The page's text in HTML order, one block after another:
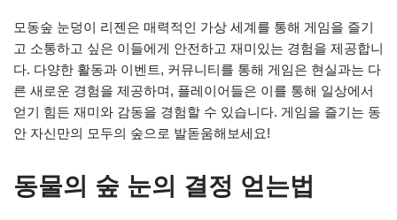
모동숲 눈덩이 리젠은 매력적인 가상 세계를 통해 게임을 즐기
고 소통하고 싶은 이들에게 안전하고 재미있는 경험을 제공합니
다. 다양한 활동과 이벤트, 커뮤니티를 통해 게임은 현실과는 다
른 새로운 경험을 제공하며, 플레이어들은 이를 통해 일상에서
얻기 힘든 재미와 감동을 경험할 수 있습니다. 게임을 즐기는 동
안 자신만의 모두의 숲으로 발돋움해보세요!
동물의 숲 눈의 결정 얻는법